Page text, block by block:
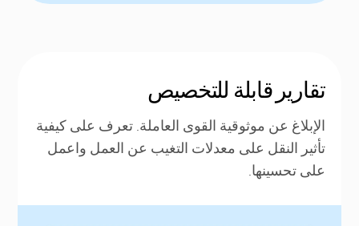
تقارير قابلة للتخصيص
الإبلاغ عن موثوقية القوى العاملة. تعرف على كيفية
تأثير النقل على معدلات التغيب عن العمل واعمل
على تحسينها.